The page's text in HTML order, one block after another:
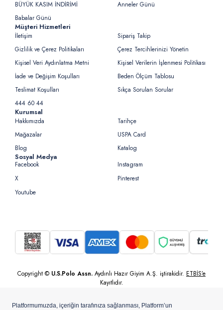
BÜYÜK KASIM İNDİRİMİ
Anneler Günü
Babalar Günü
Müşteri Hizmetleri
İletişim
Sipariş Takip
Gizlilik ve Çerez Politikaları
Çerez Tercihlerinizi Yönetin
Kişisel Veri Aydınlatma Metni
Kişisel Verilerin İşlenmesi Politikası
İade ve Değişim Koşulları
Beden Ölçüm Tablosu
Teslimat Koşulları
Sıkça Sorulan Sorular
444 60 44
Kurumsal
Hakkımızda
Tarihçe
Mağazalar
USPA Card
Blog
Katalog
Sosyal Medya
Facebook
Instagram
X
Pinterest
Youtube
Copyright © U.S.Polo Assn. Aydınlı Hazır Giyim A.Ş. iştirakidir. ETBİS’e
Kayıtlıdır.